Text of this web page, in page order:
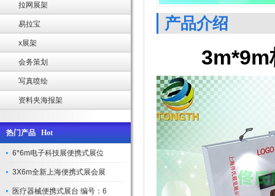
拉网展架
易拉宝
x展架
会务策划
写真喷绘
资料夹海报架
热门产品 Hot
6*6m电子科技展便携式展位
3X6m全新上海便携式展会展
医疗器械便携式展台 编号：6
产品介绍
3m*9m